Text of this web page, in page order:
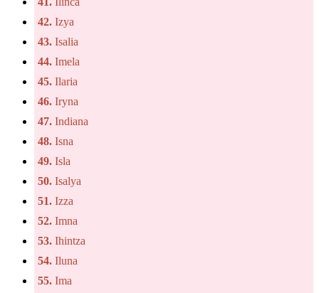
42. Izya
43. Isalia
44. Imela
45. Ilaria
46. Iryna
47. Indiana
48. Isna
49. Isla
50. Isalya
51. Izza
52. Imna
53. Ihintza
54. Iluna
55. Ima